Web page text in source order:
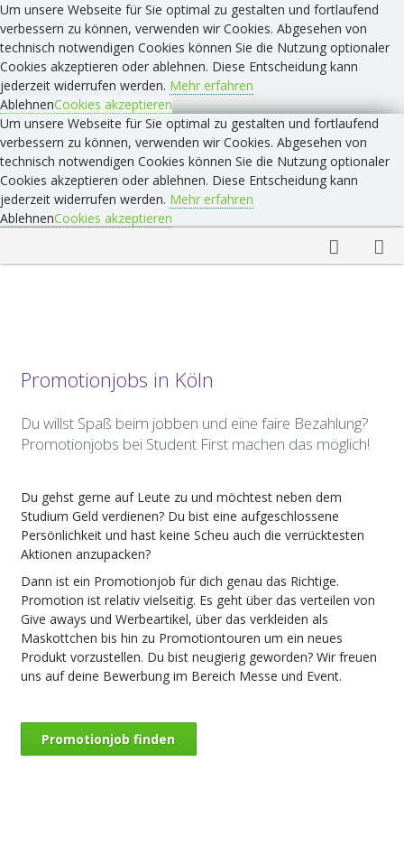
Um unsere Webseite für Sie optimal zu gestalten und fortlaufend
verbessern zu können, verwenden wir Cookies. Abgesehen von
technisch notwendigen Cookies können Sie die Nutzung optionaler
Cookies akzeptieren oder ablehnen. Diese Entscheidung kann
jederzeit widerrufen werden. Mehr erfahren
AblehnenCookies akzeptieren
Um unsere Webseite für Sie optimal zu gestalten und fortlaufend
verbessern zu können, verwenden wir Cookies. Abgesehen von
technisch notwendigen Cookies können Sie die Nutzung optionaler
Cookies akzeptieren oder ablehnen. Diese Entscheidung kann
jederzeit widerrufen werden. Mehr erfahren
AblehnenCookies akzeptieren
Promotionjobs in Köln
Du willst Spaß beim jobben und eine faire Bezahlung?
Promotionjobs bei Student First machen das möglich!
Du gehst gerne auf Leute zu und möchtest neben dem
Studium Geld verdienen? Du bist eine aufgeschlossene
Persönlichkeit und hast keine Scheu auch die verrücktesten
Aktionen anzupacken?
Dann ist ein Promotionjob für dich genau das Richtige.
Promotion ist relativ vielseitig. Es geht über das verteilen von
Give aways und Werbeartikel, über das verkleiden als
Maskottchen bis hin zu Promotiontouren um ein neues
Produkt vorzustellen. Du bist neugierig geworden? Wir freuen
uns auf deine Bewerbung im Bereich Messe und Event.
Promotionjob finden